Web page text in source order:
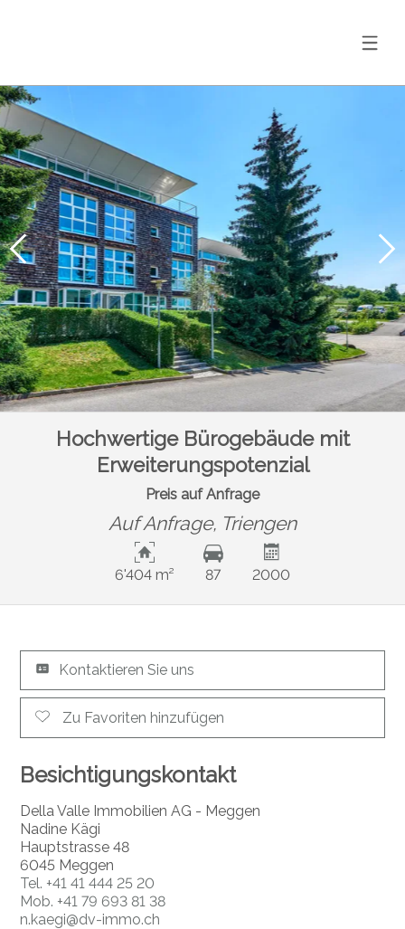
Hochwertige Bürogebäude mit
Erweiterungspotenzial
Preis auf Anfrage
Auf Anfrage, Triengen
6'404 m² 87 2000
Kontaktieren Sie uns
Zu Favoriten hinzufügen
Besichtigungskontakt
Della Valle Immobilien AG - Meggen
Nadine Kägi
Hauptstrasse 48
6045 Meggen
Tel. +41 41 444 25 20
Mob. +41 79 693 81 38
n.kaegi@dv-immo.ch